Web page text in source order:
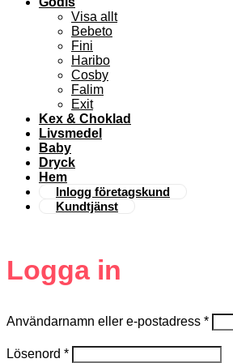
Visa allt
Bebeto
Fini
Haribo
Cosby
Falim
Exit
Kex & Choklad
Livsmedel
Baby
Dryck
Hem
Inlogg företagskund
Kundtjänst
Logga in
Användarnamn eller e-postadress *
Lösenord *